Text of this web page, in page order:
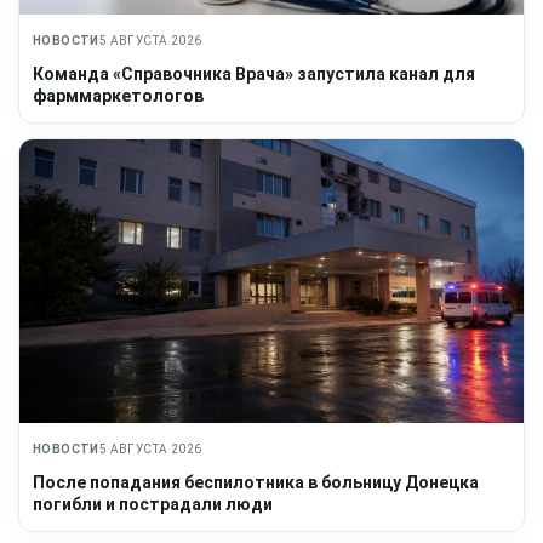
НОВОСТИ 5 АВГУСТА 2026
Команда «Справочника Врача» запустила канал для
фарммаркетологов
НОВОСТИ 5 АВГУСТА 2026
После попадания беспилотника в больницу Донецка
погибли и пострадали люди